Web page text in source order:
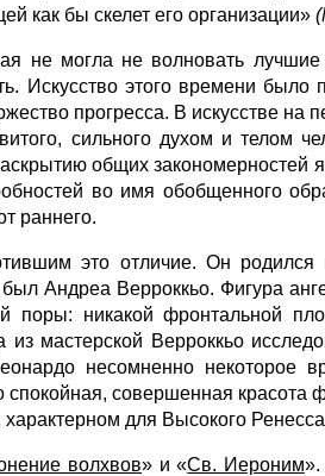
как бы скелет его организации»
не могла не волновать
Искусство этого времени
прогресса. В искусстве
сильного духом и телом
общих
во имя обобщенного
раннего.
это отличие. Он
Андреа Верроккьо. Фигура
никакой фронтальной
мастерской Верроккьо
несомненно некоторое
совершенная красота
для Высокого
волхвов» и «Св. Иероним».